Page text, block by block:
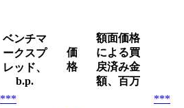
ベンチマ
ークスプ
レッド、
b.p.
価
格
額面価格
による買
戻済み金
額、百万
***
***